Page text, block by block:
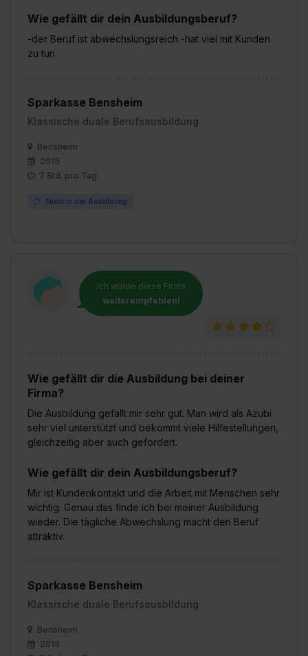
zeigen“. Weitere Informationen:Datenschutzerklärung
Impressum.
Wie gefällt dir dein Ausbildungsberuf?
-der Beruf ist abwechslungsreich -hat viel mit Kunden
zu tun
Sparkasse Bensheim
Klassische duale Berufsausbildung
Bensheim
2015
7 Std. pro Tag
Noch in der Ausbildung
Ich würde diese Firma
weiterempfehlen!
Wie gefällt dir die Ausbildung bei deiner
Firma?
Die Ausbildung gefällt mir sehr gut. Man wird als Azubi
sehr viel unterstützt und bekommt viele Hilfestellungen,
gleichzeitig aber auch gefordert.
Wie gefällt dir dein Ausbildungsberuf?
Mir ist Kundenkontakt und die Arbeit mit Menschen sehr
wichtig. Genau das finde ich bei meiner Ausbildung
wieder. Die tägliche Abwechslung macht den Beruf
attraktiv.
Sparkasse Bensheim
Klassische duale Berufsausbildung
Bensheim
2015